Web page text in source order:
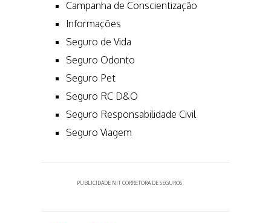
Campanha de Conscientização
Informações
Seguro de Vida
Seguro Odonto
Seguro Pet
Seguro RC D&O
Seguro Responsabilidade Civil
Seguro Viagem
PUBLICIDADE NIT CORRETORA DE SEGUROS